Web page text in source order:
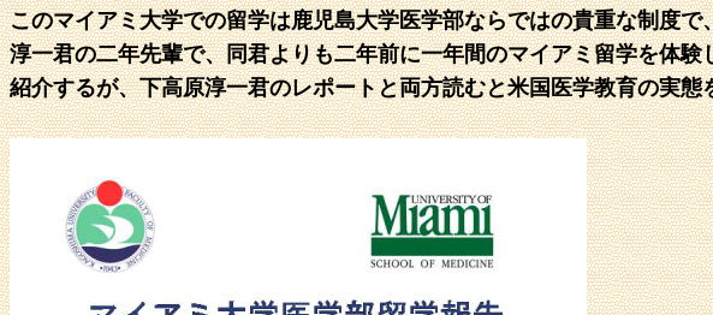
このマイアミ大学での留学は鹿児島大学医学部ならではの貴重な制度で
淳一君の二年先輩で、同君よりも二年前に一年間のマイアミ留学を体
紹介するが、下高原淳一君のレポートと両方読むと米国医学教育の実